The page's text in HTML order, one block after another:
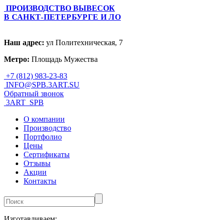
ПРОИЗВОДСТВО ВЫВЕСОК
В САНКТ-ПЕТЕРБУРГЕ И ЛО
Наш адрес: ул Политехническая, 7
Метро: Площадь Мужества
+7 (812) 983-23-83
INFO@SPB.3ART.SU
Обратный звонок
3ART_SPB
О компании
Производство
Портфолио
Цены
Сертификаты
Отзывы
Акции
Контакты